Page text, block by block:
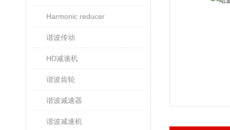
Harmonic reducer
谐波传动
HD减速机
谐波齿轮
谐波减速器
谐波减速机